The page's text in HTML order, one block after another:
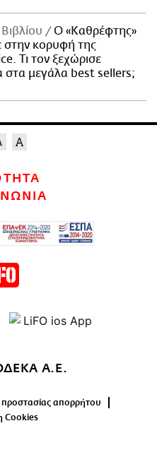
Ο «Καθρέφτης»
στην κορυφή της
Τι τον ξεχώρισε
στα μεγάλα best sellers;
Α.Ε.
προστασίας απορρήτου
Cookies